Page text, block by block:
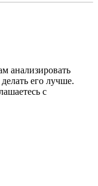
анализировать
его лучше.
с